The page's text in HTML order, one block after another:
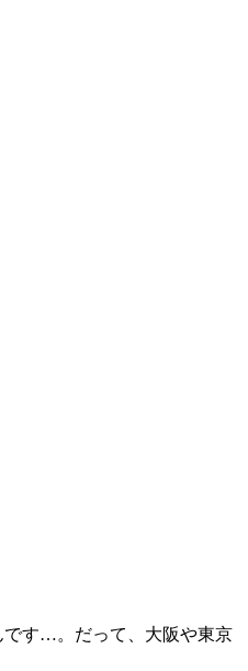
です…。だって、大阪や東京